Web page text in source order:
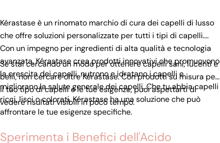
Kérastase è un rinomato marchio di cura dei capelli di lusso
che offre soluzioni personalizzate per tutti i tipi di capelli.
Con un impegno per ingredienti di alta qualità e tecnologia
avanzata, Kérastase crea prodotti innovativi che promuovono
la crescita dei capelli, nutrono e idratano i capelli e
migliorano la salute generale dei capelli. Che tu abbia capelli
ricci, lisci o colorati, Kérastase ha una soluzione che può
affrontare le tue esigenze specifiche.
Se stai cercando un modo per ottenere capelli sani, lucenti e
belli, non cercare oltre Kérastase. Con prodotti su misura per
il tuo tipo di capelli e le tue esigenze, puoi aspettarti di
vedere risultati visibili in poco tempo.
Sperimenta i Benefici dell'Acido